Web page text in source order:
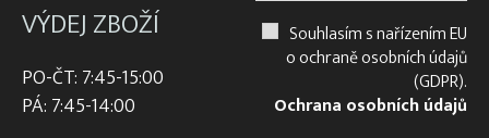
VÝDEJ ZBOŽÍ
PO-ČT: 7:45-15:00
PÁ: 7:45-14:00
Souhlasím s nařízením EU
o ochraně osobních údajů
(GDPR).
Ochrana osobních údajů